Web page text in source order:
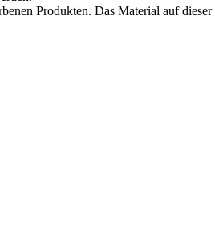
Produkten. Das Material auf dieser